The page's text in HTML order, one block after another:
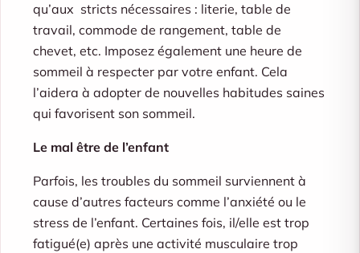
qu’aux stricts nécessaires : literie, table de
travail, commode de rangement, table de
chevet, etc. Imposez également une heure de
sommeil à respecter par votre enfant. Cela
l’aidera à adopter de nouvelles habitudes saines
qui favorisent son sommeil.
Le mal être de l’enfant
Parfois, les troubles du sommeil surviennent à
cause d’autres facteurs comme l’anxiété ou le
stress de l’enfant. Certaines fois, il/elle est trop
fatigué(e) après une activité musculaire trop